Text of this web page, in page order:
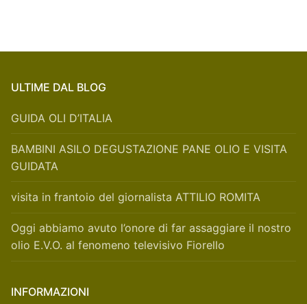
ULTIME DAL BLOG
GUIDA OLI D’ITALIA
BAMBINI ASILO DEGUSTAZIONE PANE OLIO E VISITA
GUIDATA
visita in frantoio del giornalista ATTILIO ROMITA
Oggi abbiamo avuto l’onore di far assaggiare il nostro
olio E.V.O. al fenomeno televisivo Fiorello
INFORMAZIONI